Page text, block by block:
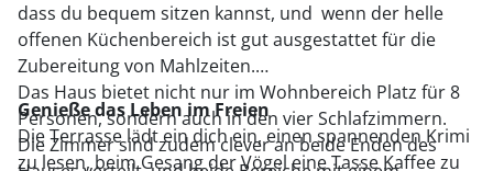
dass du bequem sitzen kannst, und wenn der helle
offenen Küchenbereich ist gut ausgestattet für die
Zubereitung von Mahlzeiten.
Das Haus bietet nicht nur im Wohnbereich Platz für 8
Personen, sondern auch in den vier Schlafzimmern.
Die Zimmer sind zudem clever an beide Enden des
Genieße das Leben im Freien
Die Terrasse lädt ein dich ein, einen spannenden Krimi
zu lesen, beim Gesang der Vögel eine Tasse Kaffee zu